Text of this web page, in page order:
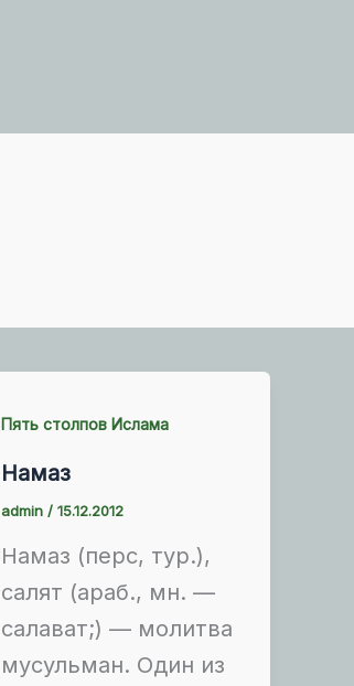
Пять столпов Ислама
Намаз
admin /15.12.2012
Намаз (перс, тур.),
салят (араб., мн. —
салават;) — молитва
мусульман. Один из